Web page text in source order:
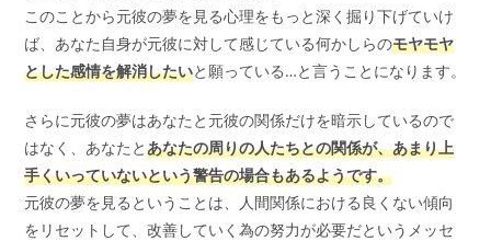
このことから元彼の夢を見る心理をもっと深く掘り下げていけ
ば、あなた自身が元彼に対して感じている何かしらのモヤモヤ
とした感情を解消したいと願っている…と言うことになります。
さらに元彼の夢はあなたと元彼の関係だけを暗示しているので
はなく、あなたとあなたの周りの人たちとの関係が、あまり上
手くいっていないという警告の場合もあるようです。
元彼の夢を見るということは、人間関係における良くない傾向
をリセットして、改善していく為の努力が必要だというメッセ